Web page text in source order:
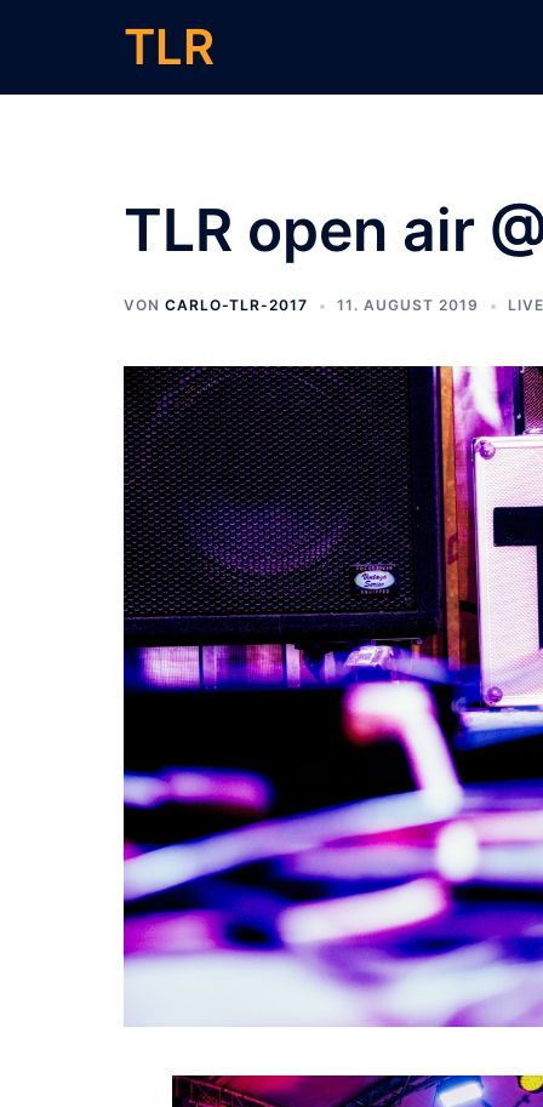
TLR
TLR open air
VON CARLO-TLR-2017 11. AUGUST 2019 LIVE